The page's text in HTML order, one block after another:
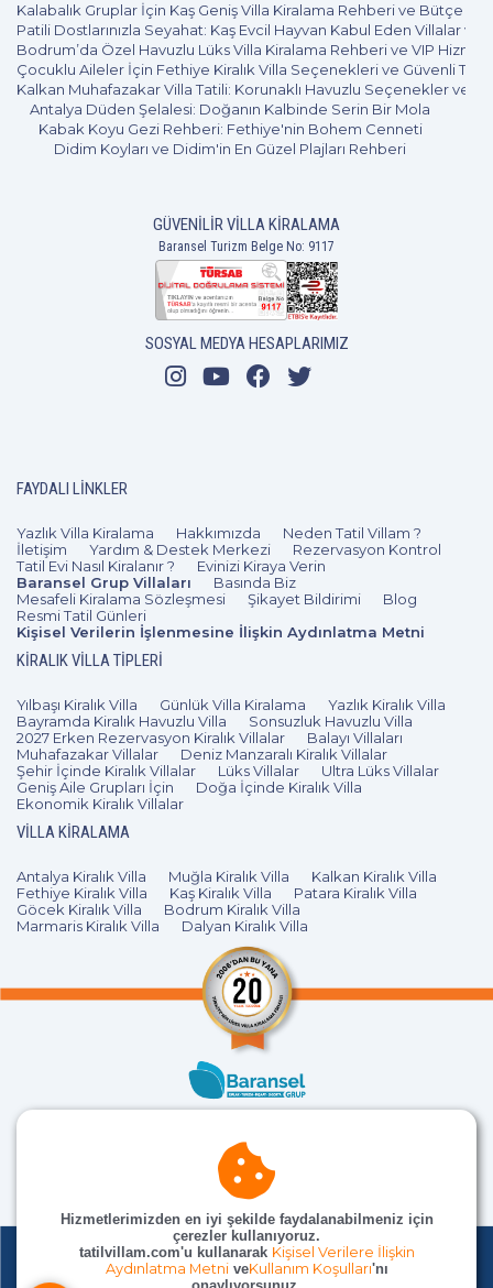
Kalabalık Gruplar İçin Kaş Geniş Villa Kiralama Rehberi ve Bütçe
Patili Dostlarınızla Seyahat: Kaş Evcil Hayvan Kabul Eden Villalar ve
Bodrum’da Özel Havuzlu Lüks Villa Kiralama Rehberi ve VIP
Çocuklu Aileler İçin Fethiye Kiralık Villa Seçenekleri ve Güvenli
Kalkan Muhafazakar Villa Tatili: Korunaklı Havuzlu Seçenekler ve
Antalya Düden Şelalesi: Doğanın Kalbinde Serin Bir Mola
Kabak Koyu Gezi Rehberi: Fethiye'nin Bohem Cenneti
Didim Koyları ve Didim'in En Güzel Plajları Rehberi
GÜVENILIR VILLA KIRALAMA
Baransel Turizm Belge No: 9117
SOSYAL MEDYA HESAPLARIMIZ
FAYDALI LINKLER
Yazlık Villa Kiralama Hakkımızda
Neden Tatil Villam ?
İletişim
Yardım & Destek Merkezi
Rezervasyon Kontrol
Tatil Evi Nasıl Kiralanır ?
Evinizi Kiraya Verin
Baransel Grup Villaları
Basında Biz
Mesafeli Kiralama Sözleşmesi
Şikayet Bildirimi
Blog
Resmi Tatil Günleri
Kişisel Verilerin İşlenmesine İlişkin Aydınlatma Metni
KIRALIK VILLA TIPLERI
Yılbaşı Kiralık Villa Günlük Villa Kiralama
Yazlık Kiralık Villa
Bayramda Kiralık Havuzlu Villa
Sonsuzluk Havuzlu Villa
2027 Erken Rezervasyon Kiralık Villalar
Balayı Villaları
Muhafazakar Villalar
Deniz Manzaralı Kiralık Villalar
Şehir İçinde Kiralık Villalar
Lüks Villalar
Ultra Lüks Villalar
Geniş Aile Grupları İçin
Doğa İçinde Kiralık Villa
Ekonomik Kiralık Villalar
VILLA KIRALAMA
Antalya Kiralık Villa Muğla Kiralık Villa
Kalkan Kiralık Villa
Fethiye Kiralık Villa
Kaş Kiralık Villa
Patara Kiralık Villa
Göcek Kiralık Villa
Bodrum Kiralık Villa
Marmaris Kiralık Villa
Dalyan Kiralık Villa
Hizmetlerimizden en iyi şekilde faydalanabilmeniz için
çerezler kullanıyoruz.
tatilvillam.com'u kullanarak Kişisel Verilere İlişkin
Aydınlatma MetniveKullanım Koşulları'nı